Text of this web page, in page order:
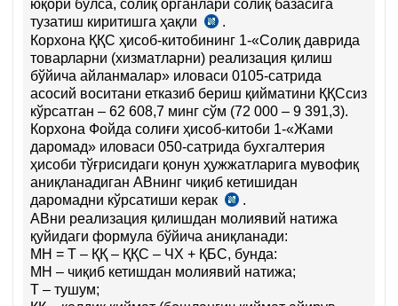
м.
1-
қ.
юқори бўлса, солиқ органлари солиқ базасига
тузатиш киритишга ҳақли
СК
248-
м.
4-
қ.
.
Корхона ҚҚС ҳисоб-китобининг 1-«Солиқ даврида
товарларни (хизматларни) реализация қилиш
бўйича айланмалар» иловаси 0105-сатрида
асосий воситани етказиб бериш қийматини ҚҚСсиз
кўрсатган – 62 608,7 минг сўм (72 000 – 9 391,3).
Корхона Фойда солиғи ҳисоб-китоби 1-«Жами
даромад» иловаси 050-сатрида бухгалтерия
ҳисоби тўғрисидаги қонун ҳужжатларига мувофиқ
аниқланадиган АВнинг чиқиб кетишидан
даромадни кўрсатиши керак
СК
298-
м.
.
АВни реализация қилишдан молиявий натижа
қуйидаги формула бўйича аниқланади:
МН = Т – ҚҚ – ҚҚС – ЧХ + ҚБС, бунда:
МН – чиқиб кетишдан молиявий натижа;
Т – тушум;